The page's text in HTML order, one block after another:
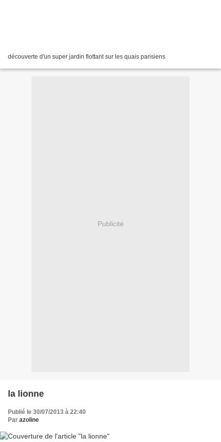
découverte d'un super jardin flottant sur les quais parisiens
Publicité
la lionne
Publié le 30/07/2013 à 22:40
Par azoline